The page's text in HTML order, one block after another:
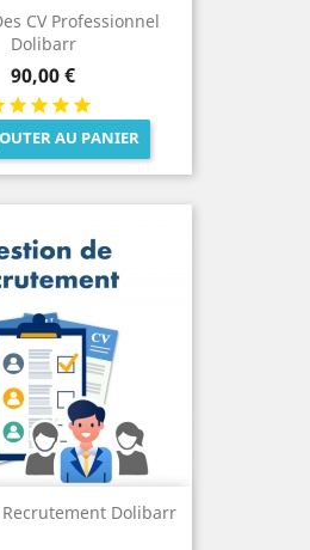
CV Professionnel
Dolibarr
Prix
90,00 €
AU PANIER
Recrutement Dolibarr